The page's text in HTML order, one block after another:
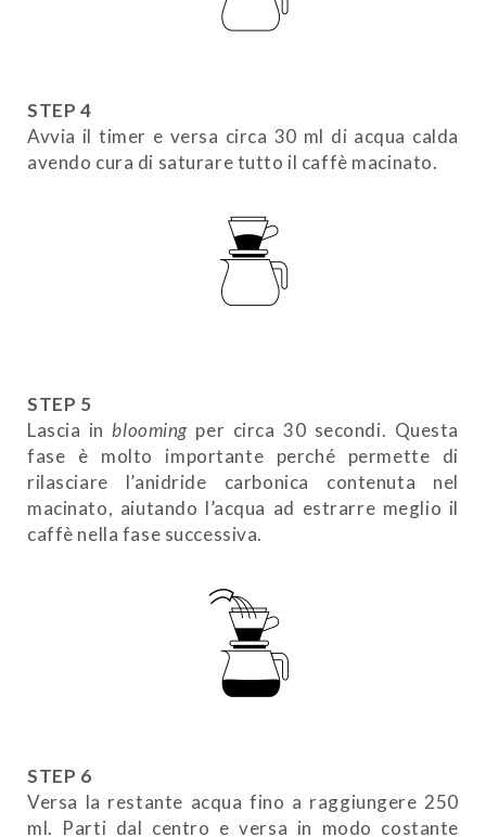
STEP 4
Avvia il timer e versa circa 30 ml di acqua calda
avendo cura di saturare tutto il caffè macinato.
STEP 5
Lascia inblooming per circa 30 secondi. Questa
fase è molto importante perché permette di
rilasciare l’anidride carbonica contenuta nel
macinato, aiutando l’acqua ad estrarre meglio il
caffè nella fase successiva.
STEP 6
Versa la restante acqua fino a raggiungere 250
ml. Parti dal centro e versa in modo costante